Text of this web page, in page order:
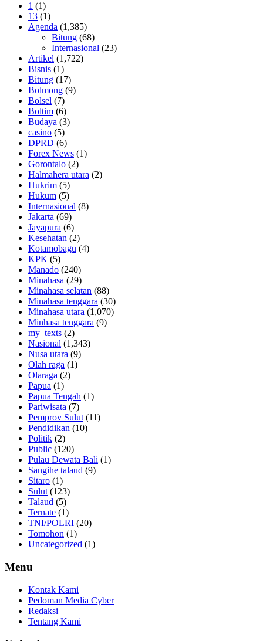
1 (1)
13 (1)
Agenda (1,385)
Bitung (68)
Internasional (23)
Artikel (1,722)
Bisnis (1)
Bitung (17)
Bolmong (9)
Bolsel (7)
Boltim (6)
Budaya (3)
casino (5)
DPRD (6)
Forex News (1)
Gorontalo (2)
Halmahera utara (2)
Hukrim (5)
Hukum (5)
Internasional (8)
Jakarta (69)
Jayapura (6)
Kesehatan (2)
Kotamobagu (4)
KPK (5)
Manado (240)
Minahasa (29)
Minahasa selatan (88)
Minahasa tenggara (30)
Minahasa utara (1,070)
Minhasa tenggara (9)
my_texts (2)
Nasional (1,343)
Nusa utara (9)
Olah raga (1)
Olaraga (2)
Papua (1)
Papua Tengah (1)
Pariwisata (7)
Pemprov Sulut (11)
Pendidikan (10)
Politik (2)
Public (120)
Pulau Dewata Bali (1)
Sangihe talaud (9)
Sitaro (1)
Sulut (123)
Talaud (5)
Ternate (1)
TNI/POLRI (20)
Tomohon (1)
Uncategorized (1)
Menu
Kontak Kami
Pedoman Media Cyber
Redaksi
Tentang Kami